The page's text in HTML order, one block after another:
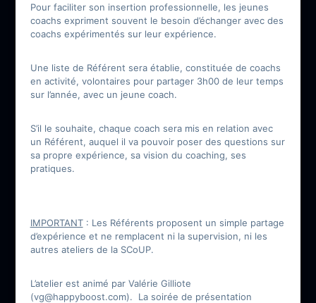
Pour faciliter son insertion professionnelle, les jeunes
coachs expriment souvent le besoin d’échanger avec des
coachs expérimentés sur leur expérience.
Une liste de Référent sera établie, constituée de coachs
en activité, volontaires pour partager 3h00 de leur temps
sur l’année, avec un jeune coach.
S’il le souhaite, chaque coach sera mis en relation avec
un Référent, auquel il va pouvoir poser des questions sur
sa propre expérience, sa vision du coaching, ses
pratiques.
IMPORTANT: Les Référents proposent un simple partage
d’expérience et ne remplacent ni la supervision, ni les
autres ateliers de la SCoUP.
L’atelier est animé par Valérie Gilliote
(vg@happyboost.com). La soirée de présentation